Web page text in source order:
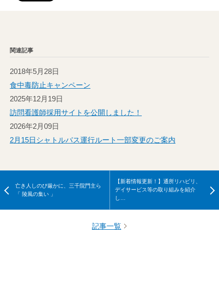
関連記事
2018年5月28日
食中毒防止キャンペーン
2025年12月19日
訪問看護師採用サイトを公開しました！
2026年2月09日
2月15日シャトルバス運行ルート一部変更のご案内
亡き人しのび厳かに、三千院門主ら
「 陵風の集い 」
【新着情報更新！】通所リハビリ、
デイサービス等の取り組みを紹介
し…
記事一覧